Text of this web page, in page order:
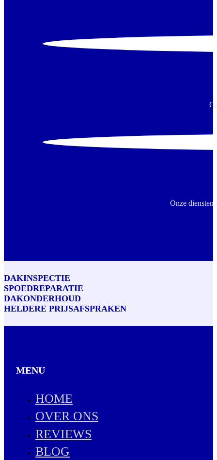
Onze diensten
DAKINSPECTIE
SPOEDREPARATIE
DAKONDERHOUD
HELDERE PRIJSAFSPRAKEN
MENU
HOME
OVER ONS
REVIEWS
BLOG